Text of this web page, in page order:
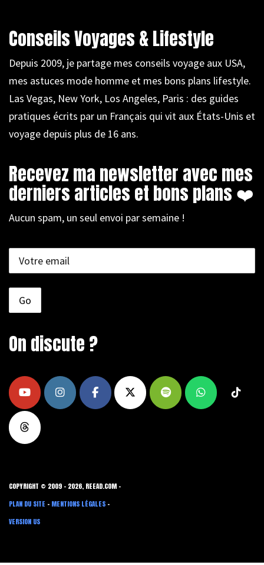
Conseils Voyages & Lifestyle
Depuis 2009, je partage mes conseils voyage aux USA,
mes astuces mode homme et mes bons plans lifestyle.
Las Vegas, New York, Los Angeles, Paris : des guides
pratiques écrits par un Français qui vit aux États-Unis et
voyage depuis plus de 16 ans.
Recevez ma newsletter avec mes
derniers articles et bons plans ❤️
Aucun spam, un seul envoi par semaine !
On discute ?
COPYRIGHT © 2009 - 2026, REEAD.COM -
PLAN DU SITE - MENTIONS LÉGALES -
VERSION US